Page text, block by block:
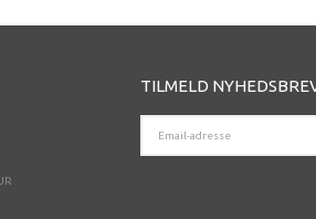
TILMELD
ADRESSE